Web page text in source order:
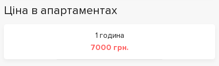
Ціна в апартаментах
1 година
7000 грн.